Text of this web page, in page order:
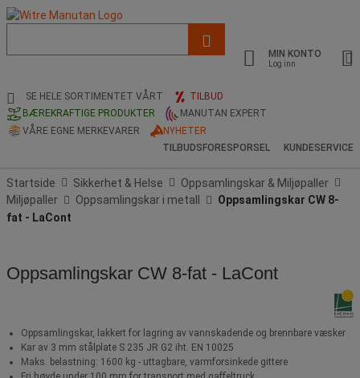
og
søkehistorikk
MIN KONTO
Log inn
SE HELE SORTIMENTET VÅRT
TILBUD
BÆREKRAFTIGE PRODUKTER
MANUTAN EXPERT
VÅRE EGNE MERKEVARER
NYHETER
TILBUDSFORESPORSEL
KUNDESERVICE
Startside Sikkerhet & Helse
Oppsamlingskar & Miljøpaller
Miljøpaller
Oppsamlingskar i metall
Oppsamlingskar CW 8-
fat - LaCont
Oppsamlingskar CW 8-fat - LaCont
Oppsamlingskar, lakkert for lagring av vannskadende og brennbare væsker
Kar av 3 mm stålplate S 235 JR G2 iht. EN 10025
Maks. belastning: 1600 kg - uttagbare, varmforsinkede gittere